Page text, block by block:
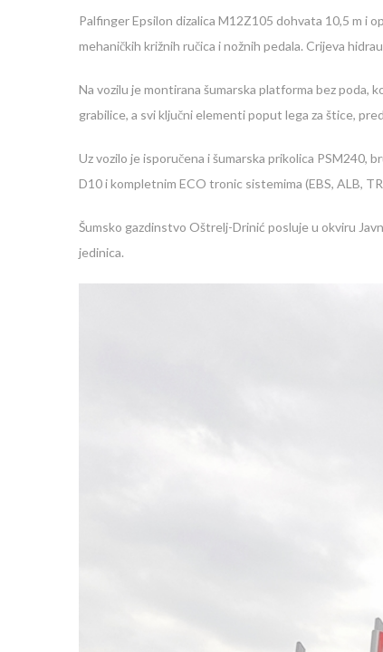
Palfinger Epsilon dizalica M12Z105 dohvata 10,5 m i
mehaničkih križnih ručica i nožnih pedala. Crijeva
Na vozilu je montirana šumarska platforma bez poda,
grabilice, a svi ključni elementi poput lega za štice,
Uz vozilo je isporučena i šumarska prikolica PSM240,
D10 i kompletnim ECO tronic sistemima (EBS, ALB,
Šumsko gazdinstvo Oštrelj-Drinić posluje u okviru
jedinica.